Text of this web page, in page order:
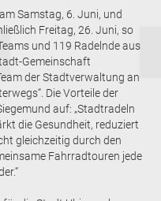
Samstag, 6. Juni, und
Freitag, 26. Juni, so
und 119 Radelnde aus
Gemeinschaft
der Stadtverwaltung an
Die Vorteile der
auf: „Stadtradeln
die Gesundheit, reduziert
gleichzeitig durch den
Fahrradtouren jede